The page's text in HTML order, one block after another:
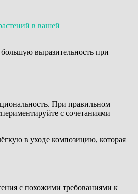
в вашей
выразительность при
При правильном
с сочетаниями
в уходе композицию, которая
с похожими требованиями к